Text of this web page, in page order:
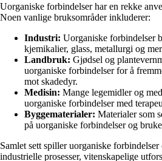
Uorganiske forbindelser har en rekke
Noen vanlige bruksområder inkluderer:
Industri: Uorganiske forbindelser
kjemikalier, glass, metallurgi og
Landbruk: Gjødsel og
uorganiske forbindelser for å
mot skadedyr.
Medisin: Mange legemidler og
uorganiske forbindelser med
Byggematerialer: Materialer som
på uorganiske forbindelser og
Samlet sett spiller uorganiske
industrielle prosesser, vitenskapelige